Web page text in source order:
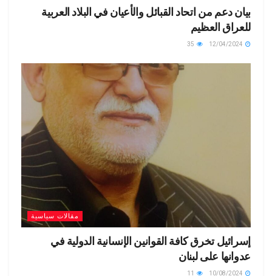
بيان دعم من اتحاد القبائل والأعيان في البلاد العربية
للعراق العظيم
مقالات سياسية
إسرائيل تخرق كافة القوانين الإنسانية الدولية في
عدوانها على لبنان